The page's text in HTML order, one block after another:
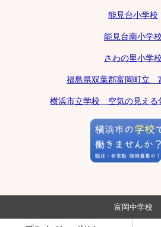
能見台小学校
能見台南小学校
さわの里小学校
福島県双葉郡富岡町立
横浜市立学校 空気の見える
富岡中学校